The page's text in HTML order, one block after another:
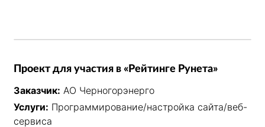
Проект для участия в «Рейтинге Рунета»
Заказчик: АО Черногорэнерго
Услуги: Программирование/настройка сайта/веб-
сервиса